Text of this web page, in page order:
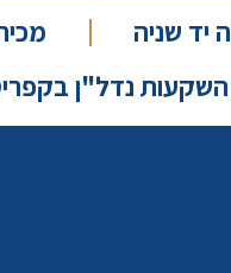
יד שניה
השקעות נדל"ן